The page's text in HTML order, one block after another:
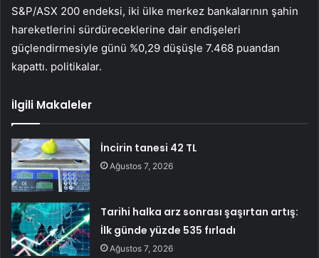
S&P/ASX 200 endeksi, iki ülke merkez bankalarının şahin
hareketlerini sürdüreceklerine dair endişeleri
güçlendirmesiyle günü %0,29 düşüşle 7.468 puandan
kapattı. politikalar.
İlgili Makaleler
İncirin tanesi 42 TL
Ağustos 7, 2026
Tarihi halka arz sonrası şaşırtan artış:
İlk günde yüzde 535 fırladı
Ağustos 7, 2026